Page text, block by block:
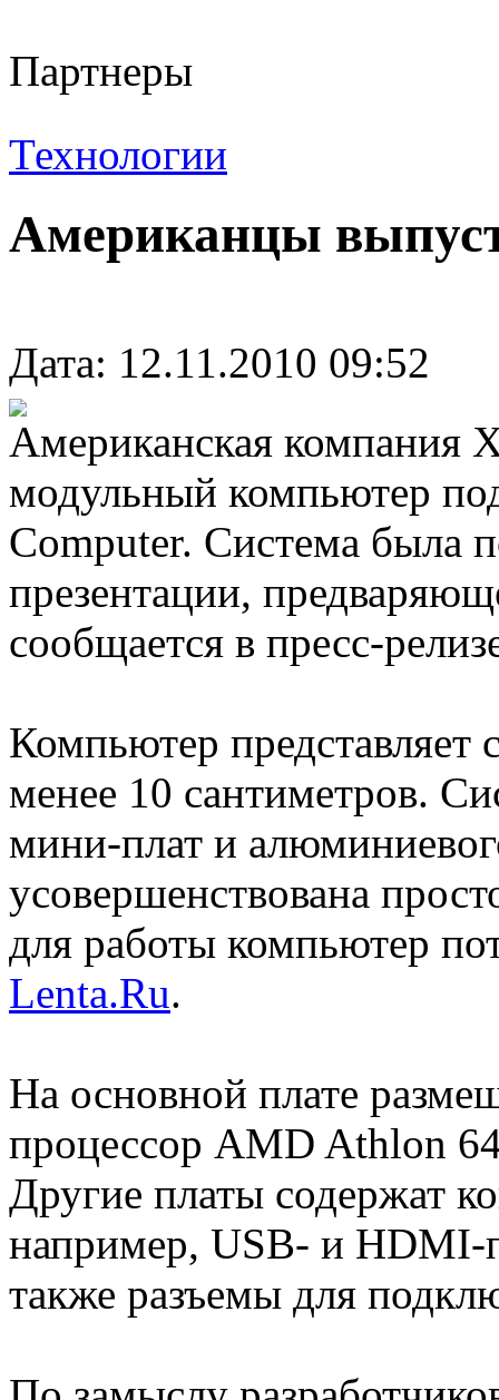
Партнеры
Технологии
Американцы
Дата: 12.11.2010 09:52
Американская компания
модульный компьютер
Computer. Система была
презентации,
сообщается в пресс-
Компьютер представляет
менее 10 сантиметров.
мини-плат и
усовершенствована
для работы компьютер
Lenta.Ru.
На основной плате
процессор AMD Athlon
Другие платы содержат
например, USB- и HDMI-
также разъемы для